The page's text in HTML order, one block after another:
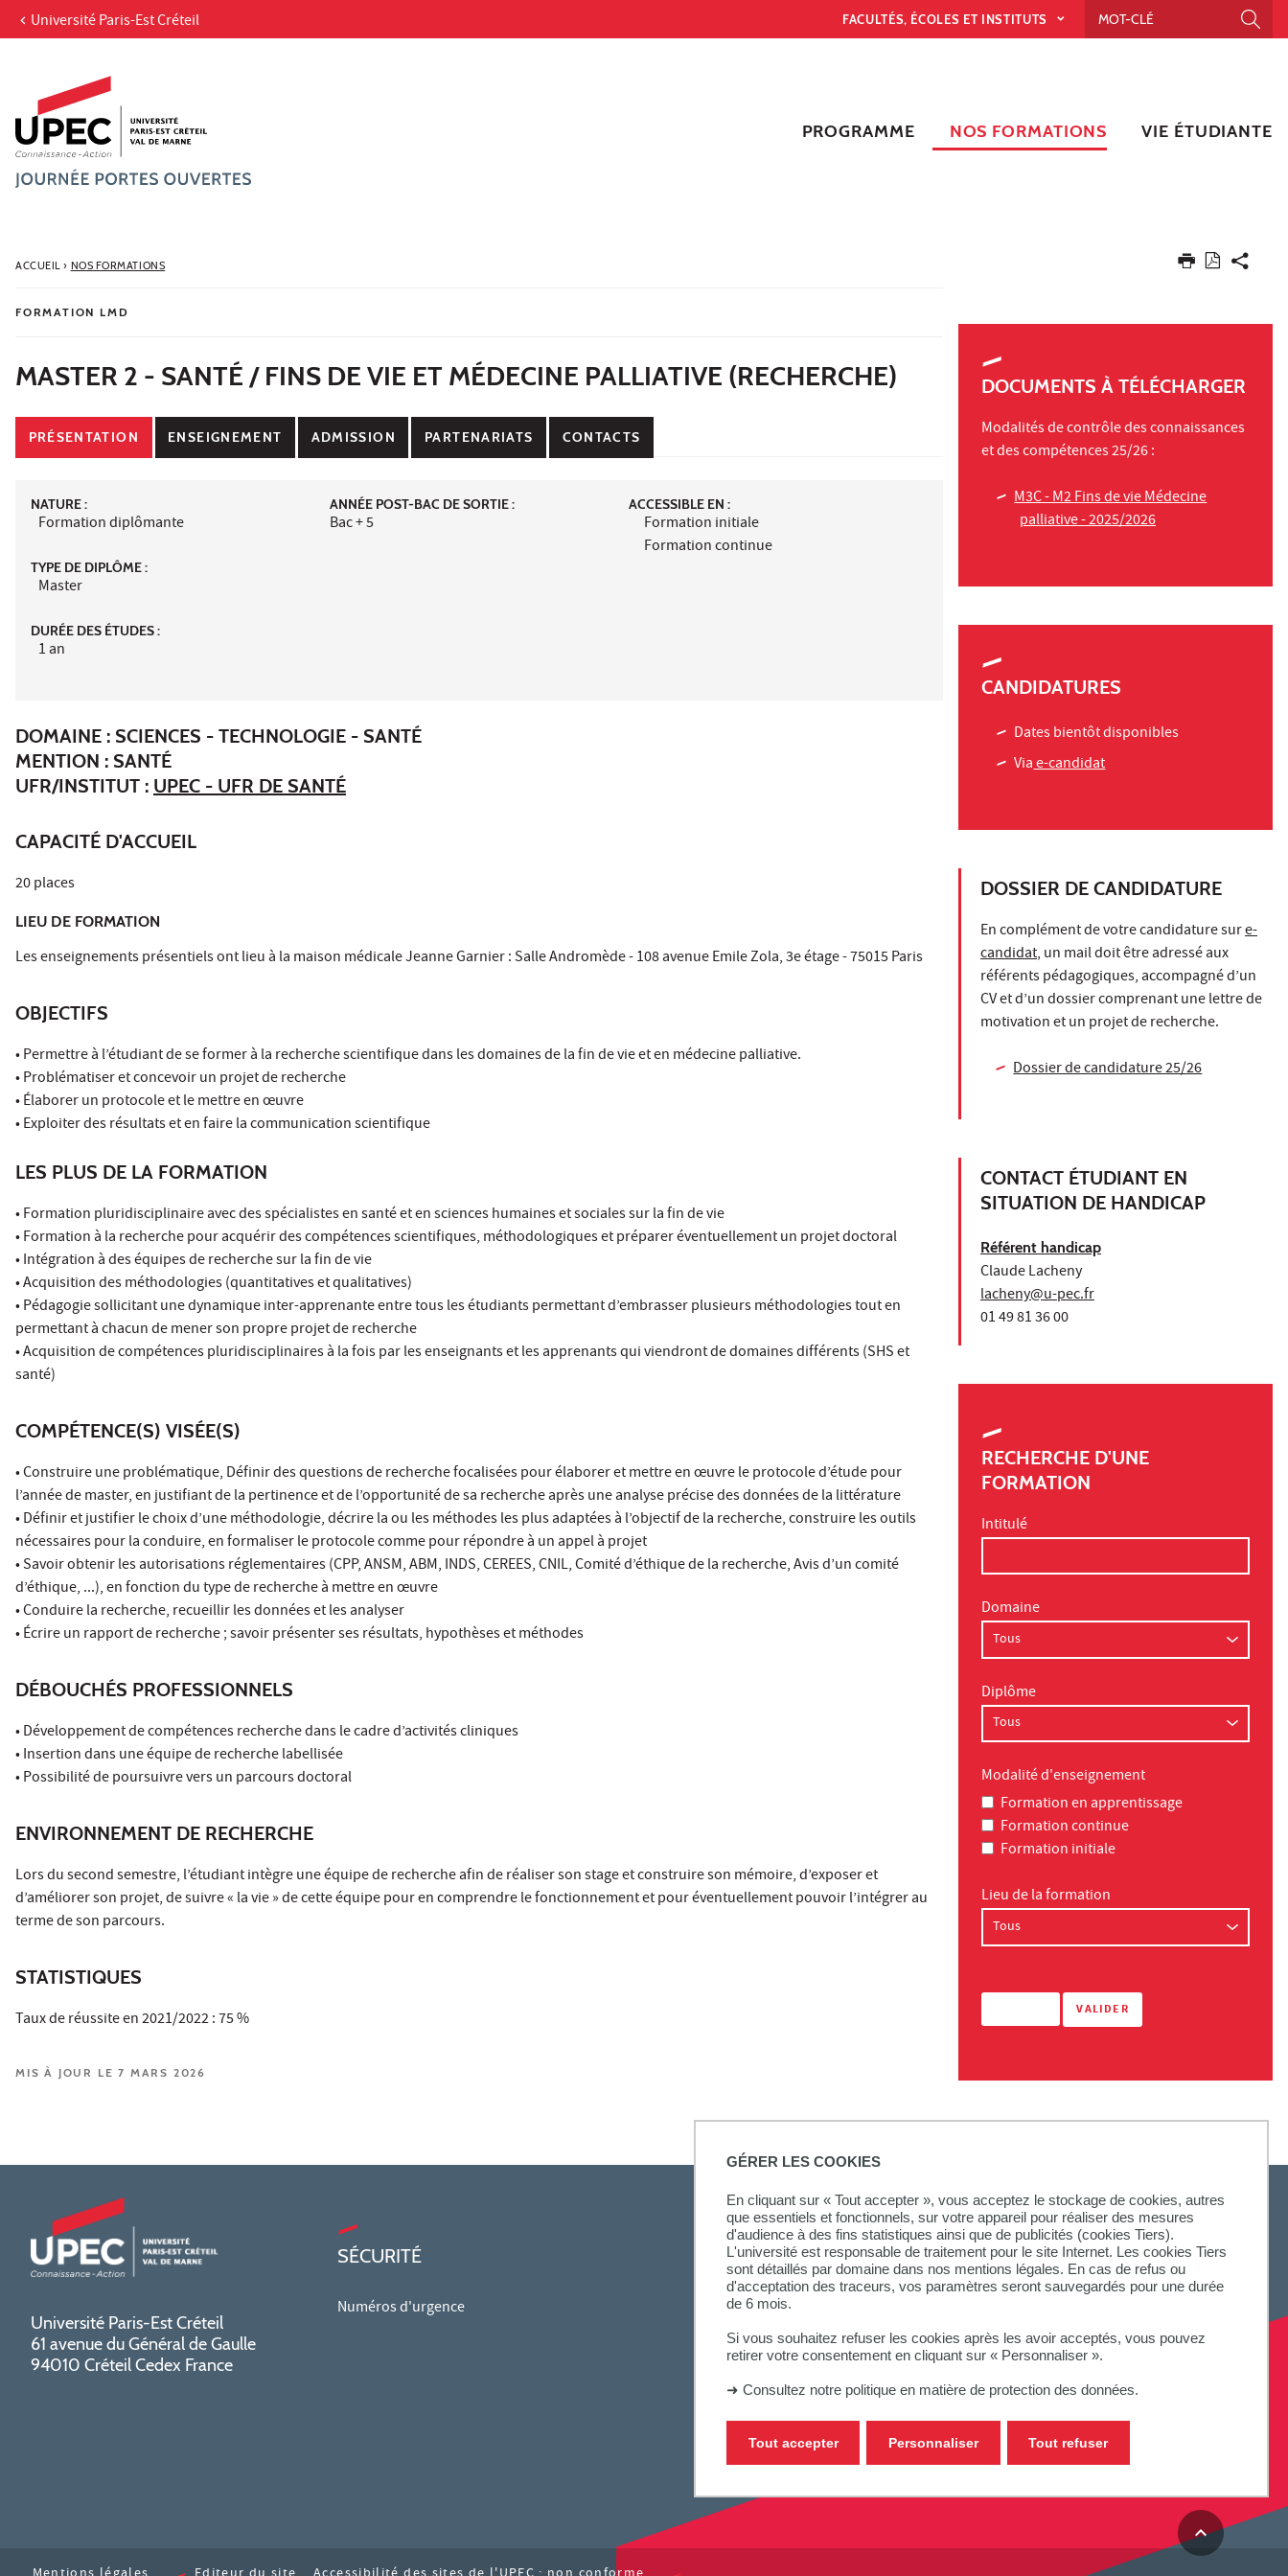
GÉRER LES COOKIES
En cliquant sur « Tout accepter », vous acceptez le stockage de cookies, autres
que essentiels et fonctionnels, sur votre appareil pour réaliser des mesures
d'audience à des fins statistiques ainsi que de publicités (cookies Tiers).
L'université est responsable de traitement pour le site Internet. Les cookies Tiers
sont détaillés par domaine dans nos mentions légales. En cas de refus ou
d'acceptation des traceurs, vos paramètres seront sauvegardés pour une durée
de 6 mois.
Si vous souhaitez refuser les cookies après les avoir acceptés, vous pouvez
retirer votre consentement en cliquant sur « Personnaliser ».
➜ Consultez notre politique en matière de protection des données.
Tout accepter Tout refuser
Personnaliser
Aller au contenu
Recherche
Université Paris-Est Créteil FACULTÉS, ÉCOLES ET INSTITUTS
PROGRAMME NOS FORMATIONS VIE ÉTUDIANTE
ACCUEIL› NOS FORMATIONS
FORMATION LMD
MASTER 2 - SANTÉ / FINS DE VIE ET MÉDECINE PALLIATIVE (RECHERCHE)
PRÉSENTATION ENSEIGNEMENT ADMISSION PARTENARIATS CONTACTS
NATURE :
Formation diplômante
TYPE DE DIPLÔME :
Master
DURÉE DES ÉTUDES :
1 an
ANNÉE POST-BAC DE SORTIE :
Bac + 5
ACCESSIBLE EN :
Formation initiale
Formation continue
DOMAINE : SCIENCES - TECHNOLOGIE - SANTÉ
MENTION : SANTÉ
UFR/INSTITUT : UPEC - UFR DE SANTÉ
CAPACITÉ D'ACCUEIL
20 places
LIEU DE FORMATION
Les enseignements présentiels ont lieu à la maison médicale Jeanne Garnier : Salle Andromède - 108 avenue Emile Zola, 3e étage - 75015 Paris
OBJECTIFS
• Permettre à l’étudiant de se former à la recherche scientifique dans les domaines de la fin de vie et en médecine palliative.
• Problématiser et concevoir un projet de recherche
• Élaborer un protocole et le mettre en œuvre
• Exploiter des résultats et en faire la communication scientifique
LES PLUS DE LA FORMATION
• Formation pluridisciplinaire avec des spécialistes en santé et en sciences humaines et sociales sur la fin de vie
• Formation à la recherche pour acquérir des compétences scientifiques, méthodologiques et préparer éventuellement un projet doctoral
• Intégration à des équipes de recherche sur la fin de vie
• Acquisition des méthodologies (quantitatives et qualitatives)
• Pédagogie sollicitant une dynamique inter-apprenante entre tous les étudiants permettant d’embrasser plusieurs méthodologies tout en
permettant à chacun de mener son propre projet de recherche
• Acquisition de compétences pluridisciplinaires à la fois par les enseignants et les apprenants qui viendront de domaines différents (SHS et
santé)
COMPÉTENCE(S) VISÉE(S)
• Construire une problématique, Définir des questions de recherche focalisées pour élaborer et mettre en œuvre le protocole d’étude pour
l’année de master, en justifiant de la pertinence et de l’opportunité de sa recherche après une analyse précise des données de la littérature
• Définir et justifier le choix d’une méthodologie, décrire la ou les méthodes les plus adaptées à l’objectif de la recherche, construire les outils
nécessaires pour la conduire, en formaliser le protocole comme pour répondre à un appel à projet
• Savoir obtenir les autorisations réglementaires (CPP, ANSM, ABM, INDS, CEREES, CNIL, Comité d’éthique de la recherche, Avis d’un comité
d’éthique, ...), en fonction du type de recherche à mettre en œuvre
• Conduire la recherche, recueillir les données et les analyser
• Écrire un rapport de recherche ; savoir présenter ses résultats, hypothèses et méthodes
DÉBOUCHÉS PROFESSIONNELS
• Développement de compétences recherche dans le cadre d’activités cliniques
• Insertion dans une équipe de recherche labellisée
• Possibilité de poursuivre vers un parcours doctoral
ENVIRONNEMENT DE RECHERCHE
Lors du second semestre, l’étudiant intègre une équipe de recherche afin de réaliser son stage et construire son mémoire, d’exposer et
d’améliorer son projet, de suivre « la vie » de cette équipe pour en comprendre le fonctionnement et pour éventuellement pouvoir l’intégrer au
terme de son parcours.
STATISTIQUES
Taux de réussite en 2021/2022 : 75 %
MIS À JOUR LE 7 MARS 2026
DOCUMENTS À TÉLÉCHARGER
Modalités de contrôle des connaissances
et des compétences 25/26 :
M3C - M2 Fins de vie Médecine
palliative - 2025/2026
CANDIDATURES
Dates bientôt disponibles
Viae-candidat
DOSSIER DE CANDIDATURE
En complément de votre candidature sure-
candidat, un mail doit être adressé aux
référents pédagogiques, accompagné d’un
CV et d’un dossier comprenant une lettre de
motivation et un projet de recherche.
Dossier de candidature 25/26
CONTACT ÉTUDIANT EN
SITUATION DE HANDICAP
Référent handicap
Claude Lacheny
lacheny@u-pec.fr
01 49 81 36 00
RECHERCHE D'UNE
FORMATION
Intitulé
Domaine
Diplôme
Modalité d'enseignement
Formation en apprentissage
Formation continue
Formation initiale
Lieu de la formation
Université Paris-Est Créteil
61 avenue du Général de Gaulle
94010 Créteil Cedex France
SÉCURITÉ
Numéros d'urgence
SUIVEZ-NOUS